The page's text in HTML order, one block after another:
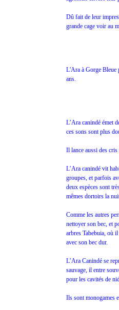
Dû fait de leur
grande cage voir au
L'Ara à Gorge Bleue
ans.
L’Ara canindé émet
ces sons sont plus
Il lance aussi des cris
L’Ara canindé vit
groupes, et parfois
deux espèces sont
mêmes dortoirs la
Comme les autres
nettoyer son bec, et
arbres Tabebuia, où
avec son bec dur.
L’Ara Canindé se
sauvage, il entre
pour les cavités de
Ils sont monogames